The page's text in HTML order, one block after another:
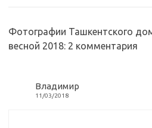
sn
ik
k
Фотографии Ташкентского
весной 2018: 2 комментария
Владимир
11/03/2018